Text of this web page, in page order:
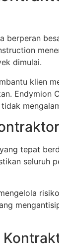
berperan besar
dimulai.
klien
Endymion
mengalami
tepat
seluruh
risiko